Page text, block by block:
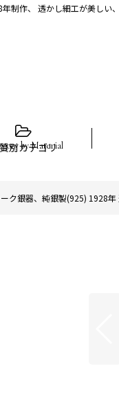
制作、 透かし細工が美しい
別カテゴリ
ク銀器、純銀製(925) 1928